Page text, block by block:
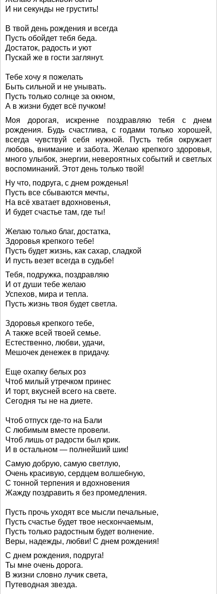
И ни секунды не грустить!
В твой день рождения и всегда
Пусть обойдет тебя беда.
Достаток, радость и уют
Пускай же в гости заглянут.
Тебе хочу я пожелать
Быть сильной и не унывать.
Пусть только солнце за окном,
А в жизни будет всё пучком!
Моя дорогая, искренне поздравляю тебя с днем
рождения. Будь счастлива, с годами только хорошей,
всегда чувствуй себя нужной. Пусть тебя окружает
любовь, внимание и забота. Желаю крепкого здоровья,
много улыбок, энергии, невероятных событий и светлых
воспоминаний. Этот день только твой!
Ну что, подруга, с днем рожденья!
Пусть все сбываются мечты,
На всё хватает вдохновенья,
И будет счастье там, где ты!
Желаю только благ, достатка,
Здоровья крепкого тебе!
Пусть будет жизнь, как сахар, сладкой
И пусть везет всегда в судьбе!
Тебя, подружка, поздравляю
И от души тебе желаю
Успехов, мира и тепла.
Пусть жизнь твоя будет светла.
Здоровья крепкого тебе,
А также всей твоей семье.
Естественно, любви, удачи,
Мешочек денежек в придачу.
Еще охапку белых роз
Чтоб милый утречком принес
И торт, вкусней всего на свете.
Сегодня ты не на диете.
Чтоб отпуск где-то на Бали
С любимым вместе провели.
Чтоб лишь от радости был крик.
И в остальном — полнейший шик!
Самую добрую, самую светлую,
Очень красивую, сердцем волшебную,
С тонной терпения и вдохновения
Жажду поздравить я без промедления.
Пусть прочь уходят все мысли печальные,
Пусть счастье будет твое нескончаемым,
Пусть только радостным будет волнение.
Веры, надежды, любви! С днем рождения!
С днем рождения, подруга!
Ты мне очень дорога.
В жизни словно лучик света,
Путеводная звезда.